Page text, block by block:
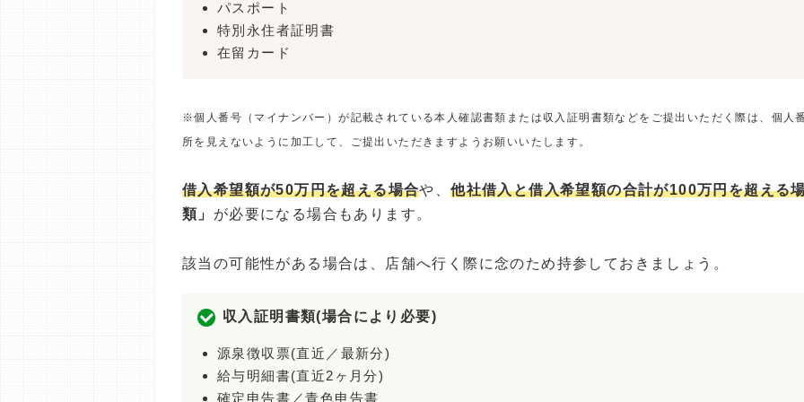
パスポート
特別永住者証明書
在留カード
※個人番号（マイナンバー）が記載されている本人確認書類または収入証明書類などをご提出いただく際は、個人
所を見えないように加工して、ご提出いただきますようお願いいたします。
借入希望額が50万円を超える場合や、他社借入と借入希望額の合計が100万円を超える
類」 が必要になる場合もあります。
該当の可能性がある場合は、店舗へ行く際に念のため持参しておきましょう。
収入証明書類(場合により必要)
源泉徴収票(直近／最新分)
給与明細書(直近2ヶ月分)
確定申告書／青色申告書